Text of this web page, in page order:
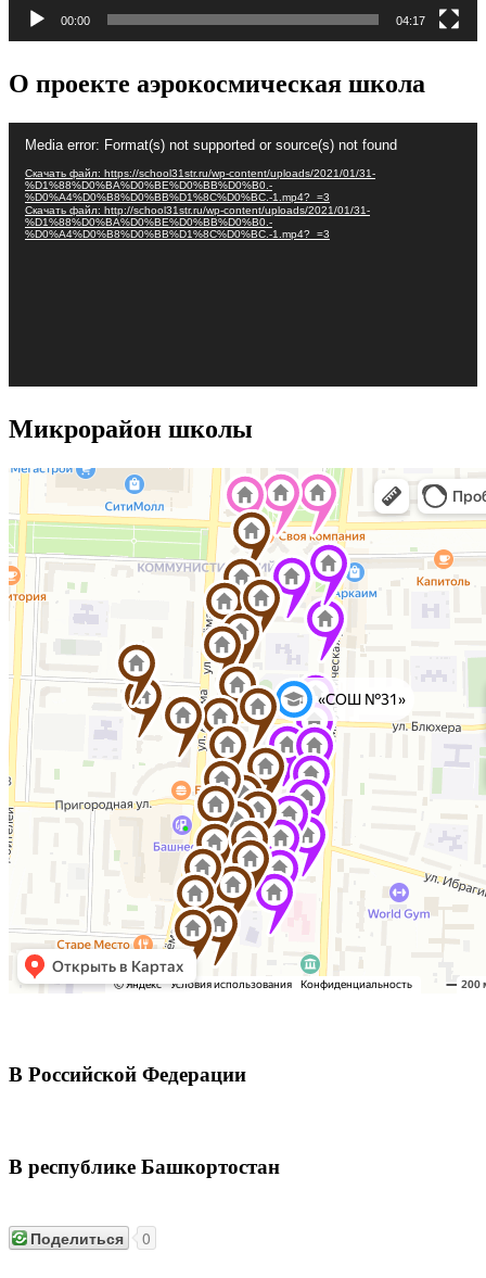
00:00 04:17
О проекте аэрокосмическая школа
Видеоплеер
Media error: Format(s) not supported or source(s) not found
Скачать файл: https://school31str.ru/wp-content/uploads/2021/01/31-
%D1%88%D0%BA%D0%BE%D0%BB%D0%B0.-
%D0%A4%D0%B8%D0%BB%D1%8C%D0%BC.-1.mp4?_=3
Скачать файл: http://school31str.ru/wp-content/uploads/2021/01/31-
%D1%88%D0%BA%D0%BE%D0%BB%D0%B0.-
%D0%A4%D0%B8%D0%BB%D1%8C%D0%BC.-1.mp4?_=3
Микрорайон школы
В Российской Федерации
В республике Башкортостан
Поделиться 0